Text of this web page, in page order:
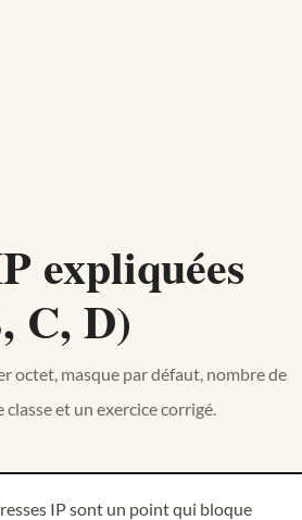
expliquées
C, D)
octet, masque par défaut, nombre de
et un exercice corrigé.
IP sont un point qui bloque